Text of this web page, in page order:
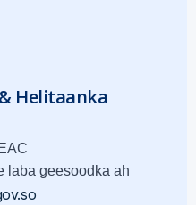
Helitaanka
laba geesoodka ah